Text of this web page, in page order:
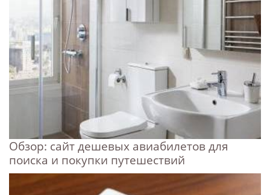
Обзор: сайт дешевых авиабилетов для
поиска и покупки путешествий